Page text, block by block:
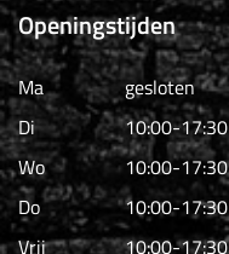
Openingstijden
Ma
gesloten
Di
10:00-17:30
Wo
10:00-17:30
Do
10:00-17:30
Vrij
10:00-17:30